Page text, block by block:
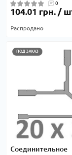
0
104.01 грн. /
Распродано
ПОД ЗАКАЗ
Соединительное